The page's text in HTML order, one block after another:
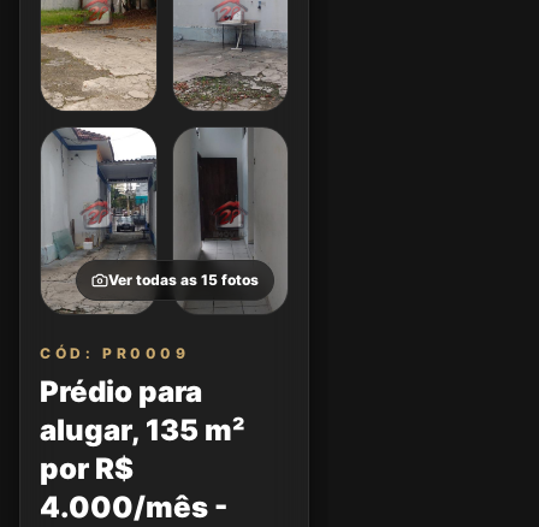
Ver todas as 15 fotos
CÓD: PR0009
Prédio para
alugar, 135 m²
por R$
4.000/mês -